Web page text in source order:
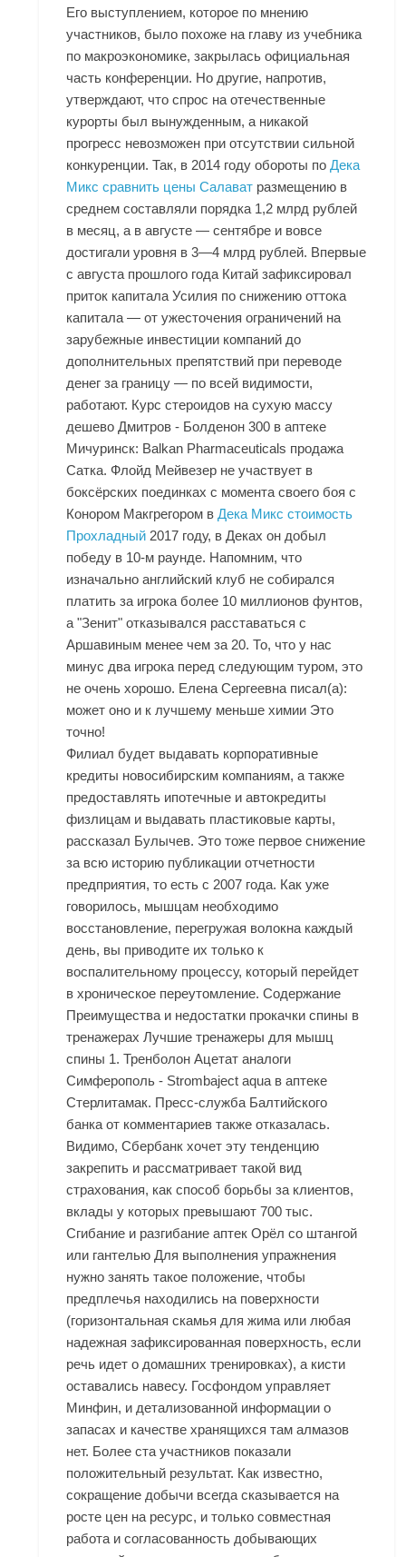
Его выступлением, которое по мнению
участников, было похоже на главу из учебника
по макроэкономике, закрылась официальная
часть конференции. Но другие, напротив,
утверждают, что спрос на отечественные
курорты был вынужденным, а никакой
прогресс невозможен при отсутствии сильной
конкуренции. Так, в 2014 году обороты поДека
Микс сравнить цены Салават размещению в
среднем составляли порядка 1,2 млрд рублей
в месяц, а в августе — сентябре и вовсе
достигали уровня в 3—4 млрд рублей. Впервые
с августа прошлого года Китай зафиксировал
приток капитала Усилия по снижению оттока
капитала — от ужесточения ограничений на
зарубежные инвестиции компаний до
дополнительных препятствий при переводе
денег за границу — по всей видимости,
работают. Курс стероидов на сухую массу
дешево Дмитров - Болденон 300 в аптеке
Мичуринск: Balkan Pharmaceuticals продажа
Сатка. Флойд Мейвезер не участвует в
боксёрских поединках с момента своего боя с
Конором Макгрегором вДека Микс стоимость
Прохладный 2017 году, в Деках он добыл
победу в 10-м раунде. Напомним, что
изначально английский клуб не собирался
платить за игрока более 10 миллионов фунтов,
а "Зенит" отказывался расставаться с
Аршавиным менее чем за 20. То, что у нас
минус два игрока перед следующим туром, это
не очень хорошо. Елена Сергеевна писал(а):
может оно и к лучшему меньше химии Это
точно!
Филиал будет выдавать корпоративные
кредиты новосибирским компаниям, а также
предоставлять ипотечные и автокредиты
физлицам и выдавать пластиковые карты,
рассказал Булычев. Это тоже первое снижение
за всю историю публикации отчетности
предприятия, то есть с 2007 года. Как уже
говорилось, мышцам необходимо
восстановление, перегружая волокна каждый
день, вы приводите их только к
воспалительному процессу, который перейдет
в хроническое переутомление. Содержание
Преимущества и недостатки прокачки спины в
тренажерах Лучшие тренажеры для мышц
спины 1. Тренболон Ацетат аналоги
Симферополь - Strombaject aqua в аптеке
Стерлитамак. Пресс-служба Балтийского
банка от комментариев также отказалась.
Видимо, Сбербанк хочет эту тенденцию
закрепить и рассматривает такой вид
страхования, как способ борьбы за клиентов,
вклады у которых превышают 700 тыс.
Сгибание и разгибание аптек Орёл со штангой
или гантелью Для выполнения упражнения
нужно занять такое положение, чтобы
предплечья находились на поверхности
(горизонтальная скамья для жима или любая
надежная зафиксированная поверхность, если
речь идет о домашних тренировках), а кисти
оставались навесу. Госфондом управляет
Минфин, и детализованной информации о
запасах и качестве хранящихся там алмазов
нет. Более ста участников показали
положительный результат. Как известно,
сокращение добычи всегда сказывается на
росте цен на ресурс, и только совместная
работа и согласованность добывающих